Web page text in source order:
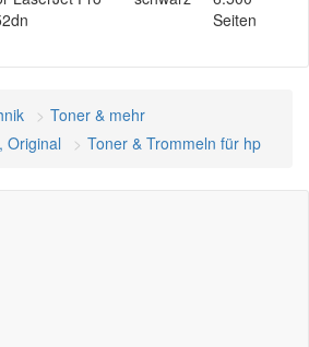
Seiten
Toner & mehr
Original
Toner & Trommeln für hp